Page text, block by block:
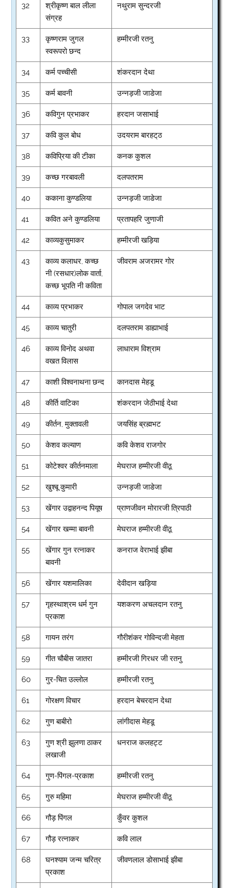
32
श्रीकृष्ण बाल लीला
संग्रह
नथुराम सुन्दरजी
33
कृष्णराम जुगल
स्वरूपरो छन्द
हम्मीरजी रतनु
34 कर्म पच्चीसी शंकरदान देथा
35 कर्म बावनी उन्नड़जी जाडेजा
36 कविगुन प्रभाकर हरदान जसाभाई
37 कवि कुल बोध उदयराम बारहट्‌ठ
38 कविप्रिया की टीका कनक कुशल
39 कच्छ गरबावली दलपतराम
40 ककाना कुण्डलिया उन्नड़जी जाडेजा
41 कवित अने कुण्डलिया प्रतापहरि जुणाजी
42 काव्यकुसुमाकर हम्मीरजी खड़िया
43
काव्य कलाधर, कच्छ
नी (रसधार)लोक वार्ता,
कच्छ भूपति नी कविता
जीवराम अजरामर गोर
44 काव्य प्रभाकर गोपाल जगदेव भाट
45 काव्य चातुरी दलपतराम डाह्याभाई
46
काव्य विनोद अथवा
वखत विलास
लाधाराम विश्राम
47 काशी विश्वनाथना छन्द कानदास मेहडू
48 कीर्ति वाटिका शंकरदान जेठीभाई देथा
49 कीर्तन, मुक्तावली जयसिंह ब्रह्मभट
50 केशव कल्याण कवि केशव राजगोर
51 कोटेश्वर कीर्तनमाला मेघराज हम्मीरजी वीठू
52 खुश्बू कुमारी उन्नड़जी जाडेजा
53 खेंगार उद्वाहनन्द पियूष प्राणजीवन मोरारजी त्रिपाठी
54 खेंगार खम्मा बावनी मेघराज हम्मीरजी वीठू
55
खेंगार गुन रत्नाकर
बावनी
कनराज वेराभाई झीबा
56 खेंगार यशमालिका देवीदान खड़िया
57
गृहस्थाश्रम धर्म गुन
प्रकाश
यशकरण अचलदान रतनु
58 गायन तरंग गौरीशंकर गोविन्दजी मेहता
59 गीत चौबीस जातरा हम्मीरजी गिरधर जी रतनु
60 गुर-चित उल्लोल हम्मीरजी रतनु
61 गोरक्षण विचार हरदान बेचरदान देथा
62 गुण बाबीरो लांगीदास मेहडू
63
गुण श्री झुलणा ठाकर
लखाजी
धनराज कलहट्ट
64 गुण-पिंगल-प्रकाश हम्मीरजी रतनु
65 गुरु महिमा मेघराज हम्मीरजी वीठू
66 गौड़ पिंगल कुँवर कुशल
67 गौड़ रत्नाकर कवि लाल
68
घनश्याम जन्म चरित्र
प्रकाश
जीवणलाल डोसाभाई झीबा